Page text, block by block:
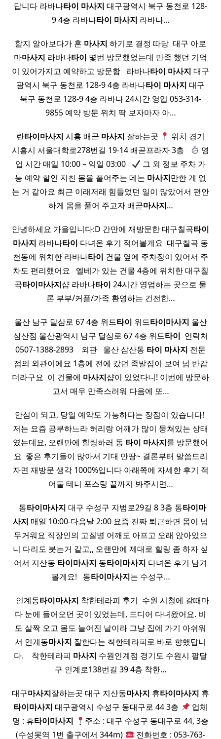
답니다 라바나타이 마사지 대구광역시 북구 동천로 128-
9 4층 라바나타이 마사지 라바나…
할지 알아보다가 혼 마사지 하기로 결정 따당 ​ 대구 아로
마마사지 라바나타이 몇번 방문했었는데 만족 했던 기억
이 있어가지고 예약하고 방문함 ​ ​ 라바나타이 마사지 대구
광역시 북구 동천로 128-9 4층 라바나타이 마사지 대구
북구 동천로 128-9 4층 라바나 24시간 영업 053-314-
9855 예약 방문 위치 딱 보자마자 아…
란타이마사지 시흥 배곧 마사지 잘하는곳
위치 경기
시흥시 서울대학로278번길 19-14 배곧프라자 3층 ​ ​
영
업 시간 매일 10:00 – 익일 03:00 ​ ​
그 외 정보 주차 가
능 예약 할인 지친 몸을 풀어주는 데는 마사지만한 게 없
는 거 같아요 최근 이래저래 힘들었던 일이 많았어서 편안
하게 몸을 풀어 주고자 배곧마사지…
안녕하세요 가을입니다:D 간만에 재방문한 대구칠곡타이
마사지 라바나타이 다녀온 후기 적어볼게요 ​ 대구칠곡 동
천동에 위치한 라바나타이 건물 옆에 주차장이 있어서 주
차도 편리했어요 ​ ​ 엘베가 있는 건물 4층에 위치한 대구칠
곡타이마사지샵 라바나타이 24시간 영업하는 곳으로 물
론 부부/커플/가족 환영하는 건전한…
울산 남구 달삼로 67 4층 위드타이 위드타이마사지 울산
삼산점 울산광역시 남구 달삼로 67 4층 위드타이 ​ 연락처
0507-1388-2893 ​ ​ ​ 외관 ​ ​ 울산 삼산동 타이 마사지 전문
점의 외관이에요 1층에 전에 갔던 족발집이 보여 넘 반갑
더라구요 ​ 이 건물에 마사지샵이 있었다니! 이번에 방문하
고서 매우 만족스러워 다음에 또…
안심이 되고, 당일 예약도 가능하다는 장점이 있습니다! ​
저는 요즘 공부하느라 허리랑 어깨가 많이 뭉쳐있는 상태
였는데요, 오랜만에 힐링하러 동 타이 마사지를 방문했어
요 ​ 좋은 후기들이 많아서 기대 만땅~ 결론부터 말씀드리
자면 재방문 생각 1000%입니다 아래쪽에 자세한 후기 적
어둘 테니 포스팅 끝까지 봐주시면…
​ ​ 동타이마사지 대구 수성구 지범로29길 8 3층 동타이마
사지 매일 10:00-다음날 2:00 요즘 진짜 퇴근하면 몸이 넘
무거워요 직장인의 고질병 어깨도 아프고 오래 앉아있으
니 다리도 붓는거 같고,, 오랜만에 제대로 힐링 좀 하자 싶
어서 지산동 타이마사지 동타이마사지 다녀온 후기 남겨
볼게요! ​ ​ 동타이마사지는 수성구…
​ ​ 인계동타이마사지 착한테라피 후기 ​ 수원 시청에 갈때마
다 눈에 들어오던 곳이 있었는데, 드디어 다녀왔어요. 비
도 살짝 오고 몸도 늘어진 날이라 그냥 집에 가기 아쉬워
서 인계동마사지 잘한다는 착한테라피로 바로 향했답니
다. ​ ​ ​ 착한테라피 마사지 수원인계점 경기도 수원시 팔달
구 인계로138번길 39 4층 착한…
대구마사지잘하는곳 대구 지산동마사지 휴타이마사지 휴
타이마사지 대구광역시 수성구 동대구로 44 3층
업체
명 : 휴타이마사지
주소 : 대구 수성구 동대구로 44, 3층
(수성못역 1번 출구에서 344m)
전화번호 : 053-763-